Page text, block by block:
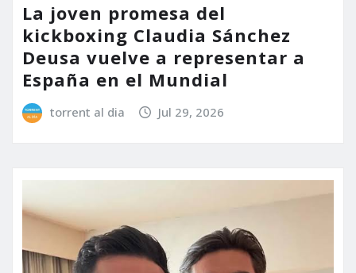
La joven promesa del
kickboxing Claudia Sánchez
Deusa vuelve a representar a
España en el Mundial
torrent al dia Jul 29, 2026